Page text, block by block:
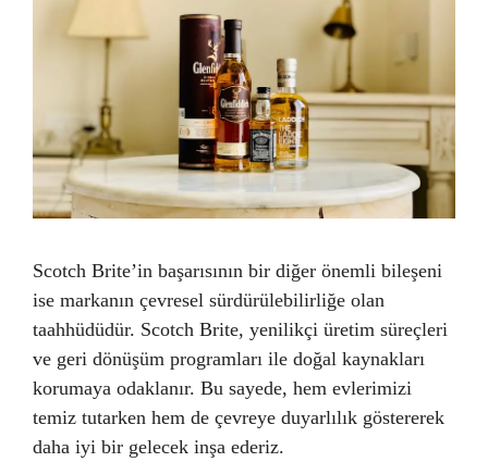
Scotch Brite’in başarısının bir diğer önemli bileşeni
ise markanın çevresel sürdürülebilirliğe olan
taahhüdüdür. Scotch Brite, yenilikçi üretim süreçleri
ve geri dönüşüm programları ile doğal kaynakları
korumaya odaklanır. Bu sayede, hem evlerimizi
temiz tutarken hem de çevreye duyarlılık göstererek
daha iyi bir gelecek inşa ederiz.